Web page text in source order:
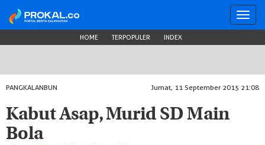
HOME TERPOPULER INDEX
PANGKALANBUN Jumat, 11 September 2015 21:08
Kabut Asap, Murid SD Main
Bola